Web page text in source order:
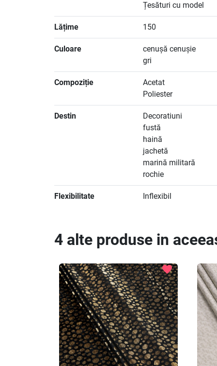
Țesături cu model
Lățime 150
Culoare
cenușă cenușie
gri
Compoziție
Acetat
Poliester
Destin
Decoratiuni
fustă
haină
jachetă
marină militară
rochie
Flexibilitate Inflexibil
4 alte produse in
favorite